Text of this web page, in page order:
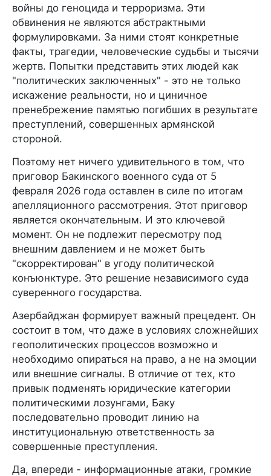
войны до геноцида и терроризма. Эти
обвинения не являются абстрактными
формулировками. За ними стоят конкретные
факты, трагедии, человеческие судьбы и тысячи
жертв. Попытки представить этих людей как
"политических заключенных" - это не только
искажение реальности, но и циничное
пренебрежение памятью погибших в результате
преступлений, совершенных армянской
стороной.
Поэтому нет ничего удивительного в том, что
приговор Бакинского военного суда от 5
февраля 2026 года оставлен в силе по итогам
апелляционного рассмотрения. Этот приговор
является окончательным. И это ключевой
момент. Он не подлежит пересмотру под
внешним давлением и не может быть
"скорректирован" в угоду политической
конъюнктуре. Это решение независимого суда
суверенного государства.
Азербайджан формирует важный прецедент. Он
состоит в том, что даже в условиях сложнейших
геополитических процессов возможно и
необходимо опираться на право, а не на эмоции
или внешние сигналы. В отличие от тех, кто
привык подменять юридические категории
политическими лозунгами, Баку
последовательно проводит линию на
институциональную ответственность за
совершенные преступления.
Да, впереди - информационные атаки, громкие